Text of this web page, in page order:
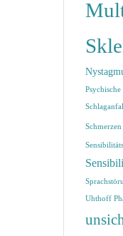
Schmerzen
Uhthoff